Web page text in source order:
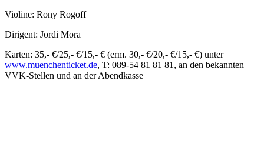
Violine: Rony Rogoff
Dirigent: Jordi Mora
Karten: 35,- €/25,- €/15,- € (erm. 30,- €/20,- €/15,- €) unter
www.muenchenticket.de, T: 089-54 81 81 81, an den bekannten
VVK-Stellen und an der Abendkasse